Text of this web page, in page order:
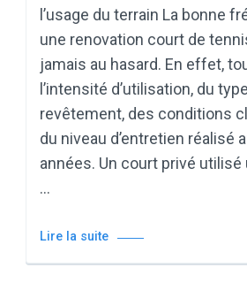
l’usage du terrain La bonne
une renovation court de
jamais au hasard. En effet,
l’intensité d’utilisation, du
revêtement, des conditions
du niveau d’entretien réalisé
années. Un court privé utilisé
…
Lire la suite